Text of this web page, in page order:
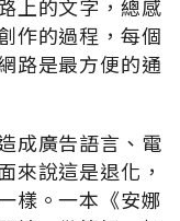
上的文字，總感
作的過程，每個
路是最方便的通
成廣告語言、電
來說這是退化，
樣。一本《安娜